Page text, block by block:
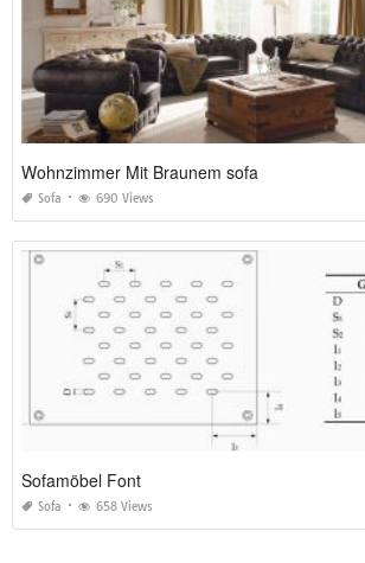
Wohnzimmer Mit Braunem sofa
Sofa 690 Views
Sofamöbel Font
Sofa 658 Views